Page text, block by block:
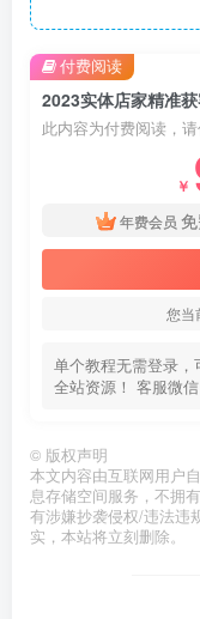
此内容为付费阅读，
￥
年费会员
您当
单个教程无需登录
全站资源！ 客服微
付费阅读
© 版权声明
本文内容由互联网用户
息存储空间服务，不拥
有涉嫌抄袭侵权/违法违
实，本站将立刻删除。